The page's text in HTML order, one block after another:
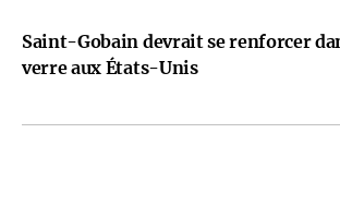
Saint-Gobain devrait se renforcer
verre aux États-Unis